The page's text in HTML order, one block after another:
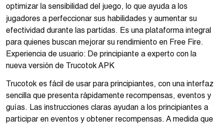
optimizar la sensibilidad del juego, lo que ayuda a los
jugadores a perfeccionar sus habilidades y aumentar su
efectividad durante las partidas. Es una plataforma integral
para quienes buscan mejorar su rendimiento en Free Fire.
Experiencia de usuario: De principiante a experto con la
nueva versión de Trucotok APK
Trucotok es fácil de usar para principiantes, con una interfaz
sencilla que presenta rápidamente recompensas, eventos y
guías. Las instrucciones claras ayudan a los principiantes a
participar en eventos y obtener recompensas. A medida que